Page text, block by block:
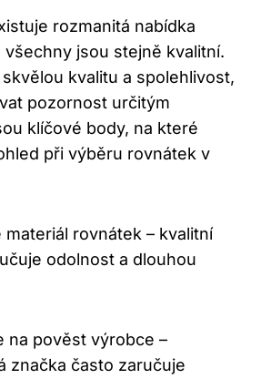
rozmanitá nabídka
všechny jsou stejně kvalitní.
kvalitu a spolehlivost,
pozornost určitým
klíčové body, na které
při výběru rovnátek v
materiál rovnátek – kvalitní
odolnost a dlouhou
na pověst výrobce –
značka často zaručuje